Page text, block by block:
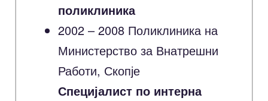
поликлиника
2002 – 2008 Поликлиника на
Министерство за Внатрешни
Работи, Скопје
Специјалист по интерна